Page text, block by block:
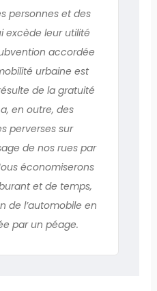
personnes et des
excède leur utilité
accordée
urbaine est
de la gratuité
en outre, des
perverses sur
de nos rues par
économiserons
et de temps,
de l’automobile en
par un péage.